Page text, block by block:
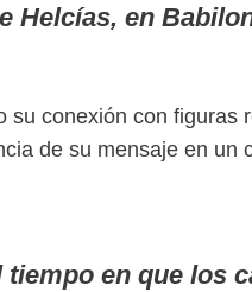
Helcías, en
su conexión con figuras
de su mensaje en un
en que los